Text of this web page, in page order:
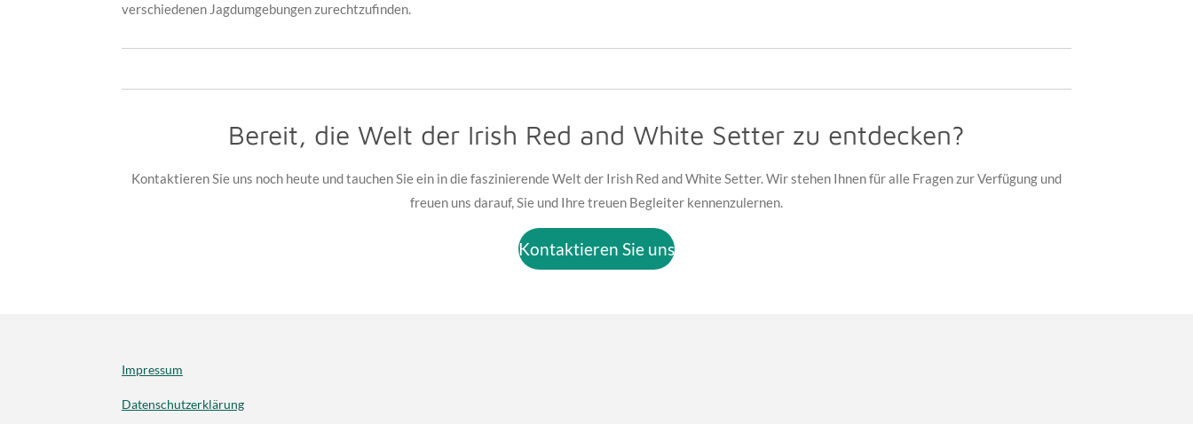
verschiedenen Jagdumgebungen zurechtzufinden.
Bereit, die Welt der Irish Red and White Setter zu entdecken?
Kontaktieren Sie uns noch heute und tauchen Sie ein in die faszinierende Welt der Irish Red and White Setter. Wir stehen Ihnen für alle Fragen zur Verfügung und
freuen uns darauf, Sie und Ihre treuen Begleiter kennenzulernen.
Kontaktieren Sie uns
Impressum
Datenschutzerklärung